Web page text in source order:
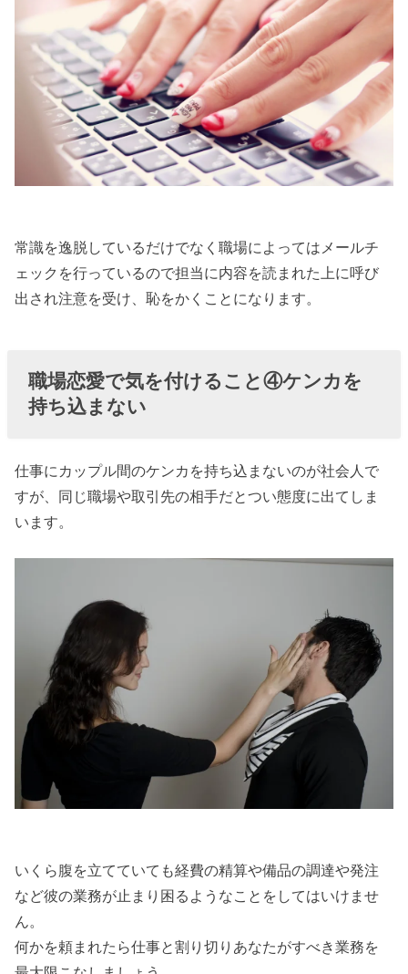
常識を逸脱しているだけでなく職場によってはメールチ
ェックを行っているので担当に内容を読まれた上に呼び
出され注意を受け、恥をかくことになります。
職場恋愛で気を付けること④ケンカを
持ち込まない
仕事にカップル間のケンカを持ち込まないのが社会人で
すが、同じ職場や取引先の相手だとつい態度に出てしま
います。
いくら腹を立てていても経費の精算や備品の調達や発注
など彼の業務が止まり困るようなことをしてはいけませ
ん。
何かを頼まれたら仕事と割り切りあなたがすべき業務を